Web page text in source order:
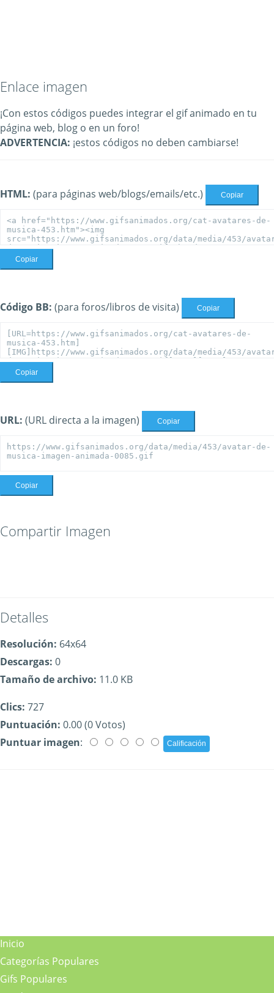
Enlace imagen
¡Con estos códigos puedes integrar el gif animado en tu
página web, blog o en un foro!
ADVERTENCIA: ¡estos códigos no deben cambiarse!
HTML: (para páginas web/blogs/emails/etc.) Copiar
Copiar
Código BB: (para foros/libros de visita) Copiar
Copiar
URL: (URL directa a la imagen) Copiar
Copiar
Compartir Imagen
Detalles
Resolución: 64x64
Descargas: 0
Tamaño de archivo: 11.0 KB
Clics: 727
Puntuación: 0.00 (0 Votos)
Puntuar imagen:
Inicio
Categorías Populares
Gifs Populares